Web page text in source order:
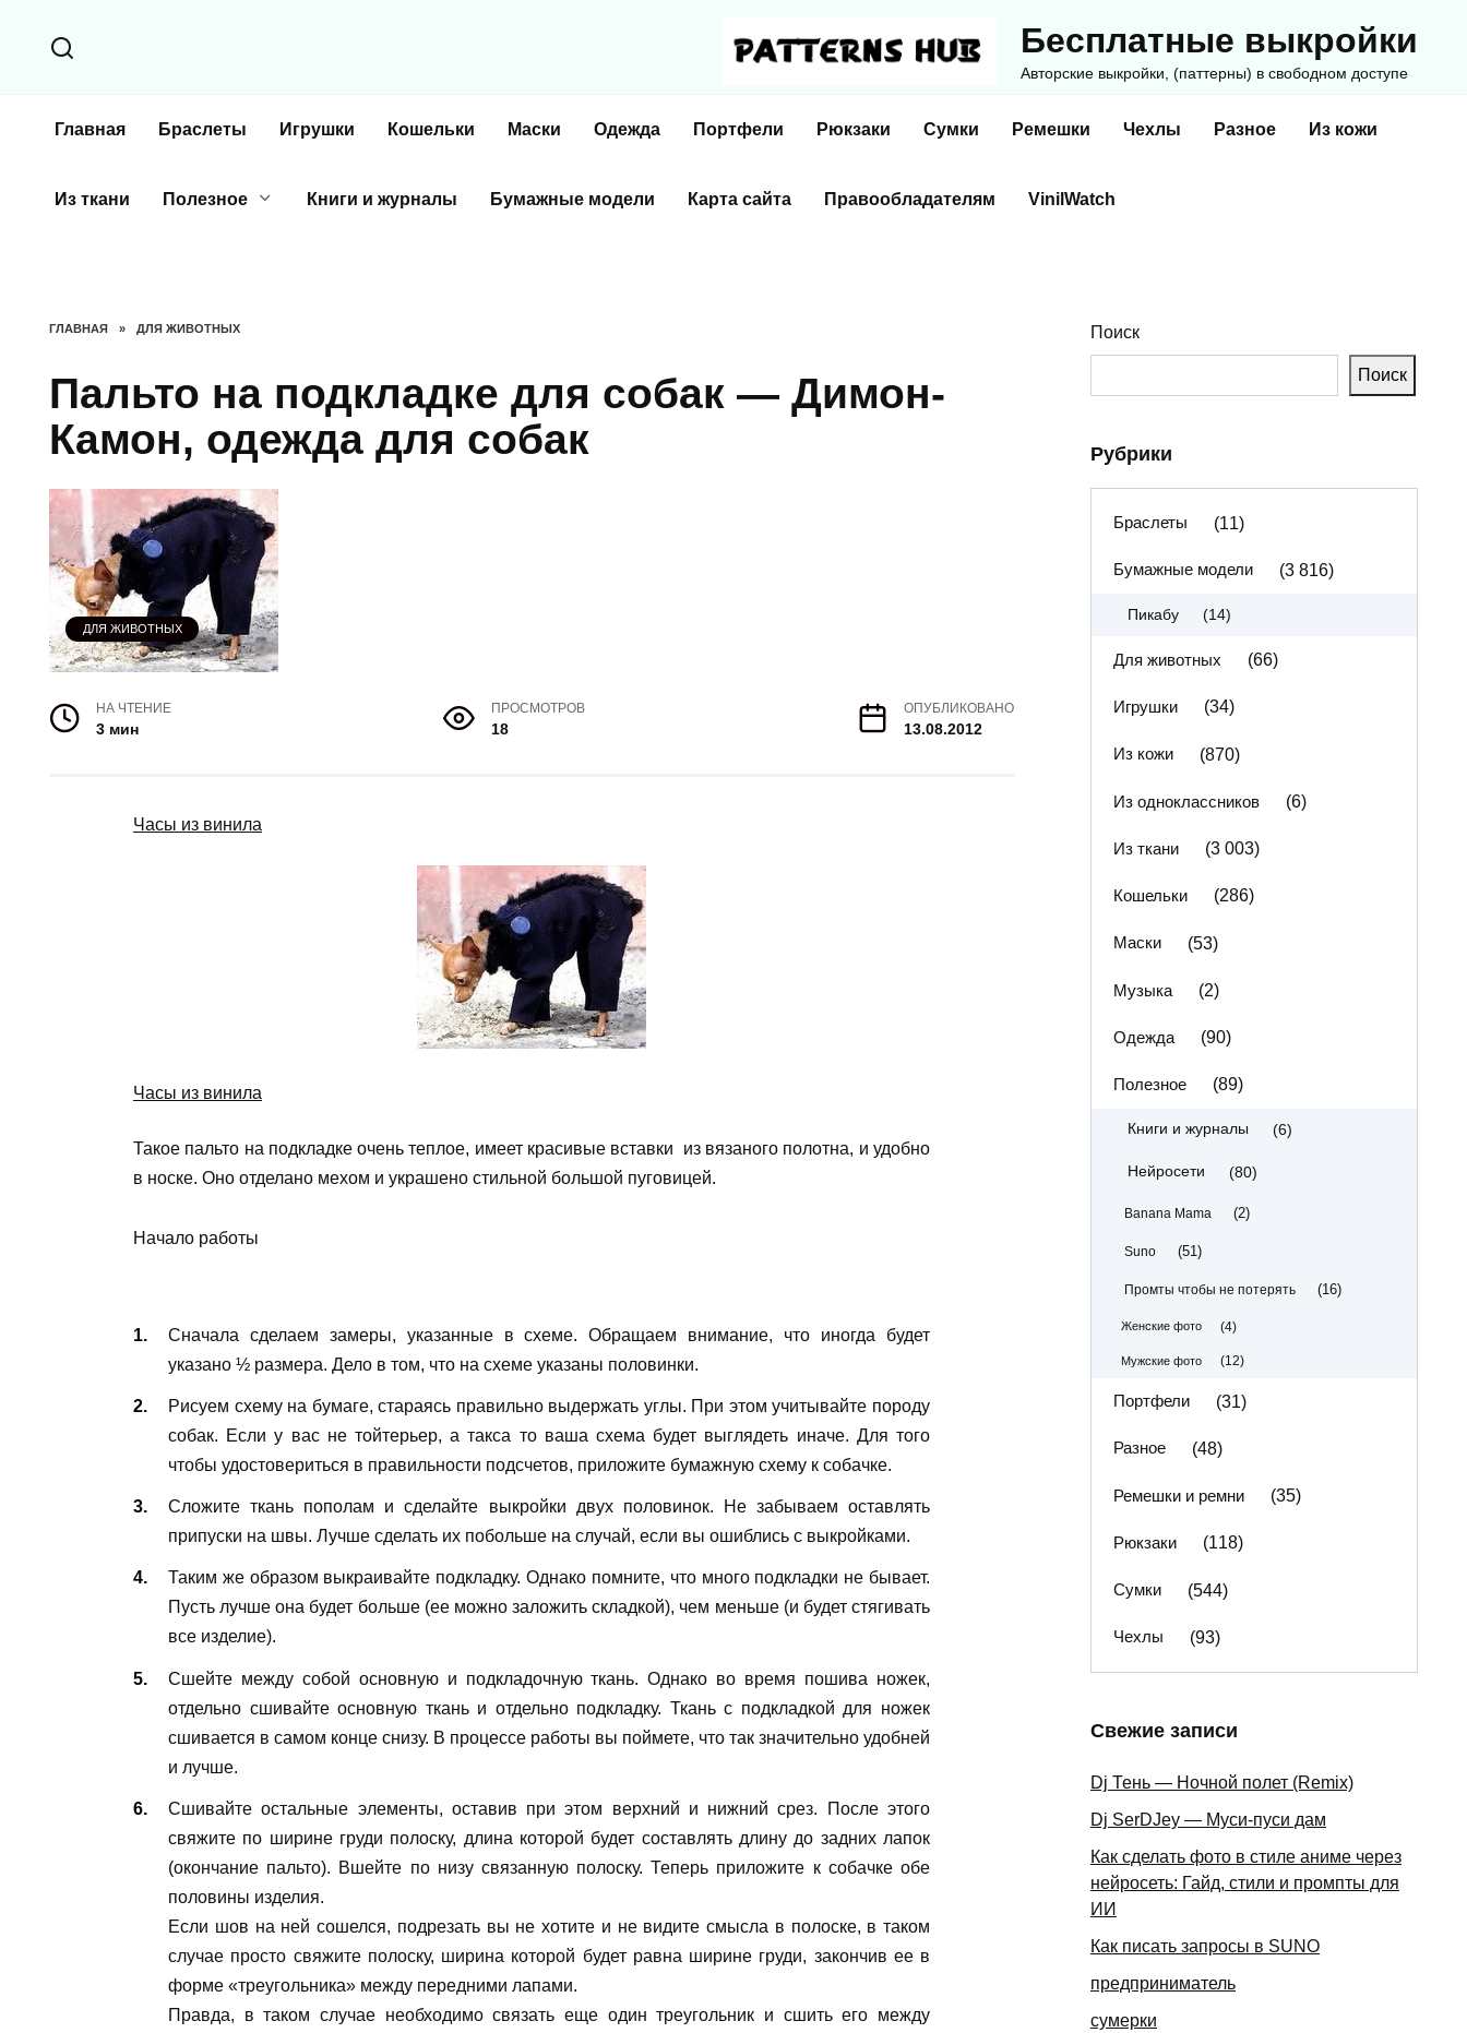
содержанию
Бесплатные выкройки
Авторские выкройки, (паттерны) в свободном доступе
Главная Браслеты Игрушки Кошельки Маски Одежда Портфели Рюкзаки Сумки Ремешки Чехлы Разное Из кожи
Из ткани Полезное Книги и журналы Бумажные модели Карта сайта Правообладателям VinilWatch
ГЛАВНАЯ » ДЛЯ ЖИВОТНЫХ
Пальто на подкладке для собак — Димон-
Камон, одежда для собак
ДЛЯ ЖИВОТНЫХ
НА ЧТЕНИЕ
3 мин
ПРОСМОТРОВ
18
ОПУБЛИКОВАНО
13.08.2012
Часы из винила
Часы из винила
Такое пальто на подкладке очень теплое, имеет красивые вставки из вязаного полотна, и удобно
в носке. Оно отделано мехом и украшено стильной большой пуговицей.
Начало работы
Сначала сделаем замеры, указанные в схеме. Обращаем внимание, что иногда будет
указано ½ размера. Дело в том, что на схеме указаны половинки.
Рисуем схему на бумаге, стараясь правильно выдержать углы. При этом учитывайте породу
собак. Если у вас не тойтерьер, а такса то ваша схема будет выглядеть иначе. Для того
чтобы удостовериться в правильности подсчетов, приложите бумажную схему к собачке.
Сложите ткань пополам и сделайте выкройки двух половинок. Не забываем оставлять
припуски на швы. Лучше сделать их побольше на случай, если вы ошиблись с выкройками.
Таким же образом выкраивайте подкладку. Однако помните, что много подкладки не бывает.
Пусть лучше она будет больше (ее можно заложить складкой), чем меньше (и будет стягивать
все изделие).
Сшейте между собой основную и подкладочную ткань. Однако во время пошива ножек,
отдельно сшивайте основную ткань и отдельно подкладку. Ткань с подкладкой для ножек
сшивается в самом конце снизу. В процессе работы вы поймете, что так значительно удобней
и лучше.
Сшивайте остальные элементы, оставив при этом верхний и нижний срез. После этого
свяжите по ширине груди полоску, длина которой будет составлять длину до задних лапок
(окончание пальто). Вшейте по низу связанную полоску. Теперь приложите к собачке обе
половины изделия.
Если шов на ней сошелся, подрезать вы не хотите и не видите смысла в полоске, в таком
случае просто свяжите полоску, ширина которой будет равна ширине груди, закончив ее в
форме «треугольника» между передними лапами.
Правда, в таком случае необходимо связать еще один треугольник и сшить его между
Поиск
Поиск
Рубрики
Браслеты (11)
Бумажные модели (3 816)
Пикабу (14)
Для животных (66)
Игрушки (34)
Из кожи (870)
Из одноклассников (6)
Из ткани (3 003)
Кошельки (286)
Маски (53)
Музыка (2)
Одежда (90)
Полезное (89)
Книги и журналы (6)
Нейросети (80)
Banana Mama (2)
Suno (51)
Промты чтобы не потерять (16)
Женские фото (4)
Мужские фото (12)
Портфели (31)
Разное (48)
Ремешки и ремни (35)
Рюкзаки (118)
Сумки (544)
Чехлы (93)
Свежие записи
Dj Тень — Ночной полет (Remix)
Dj SerDJey — Муси-пуси дам
Как сделать фото в стиле аниме через
нейросеть: Гайд, стили и промпты для
ИИ
Как писать запросы в SUNO
предприниматель
сумерки